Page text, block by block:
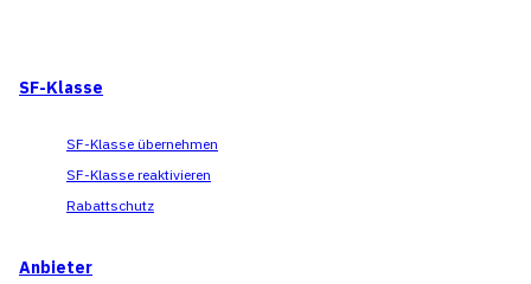
SF-Klasse
SF-Klasse übernehmen
SF-Klasse reaktivieren
Rabattschutz
Anbieter